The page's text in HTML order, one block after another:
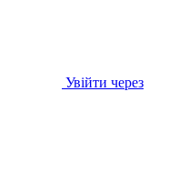
Увійти через